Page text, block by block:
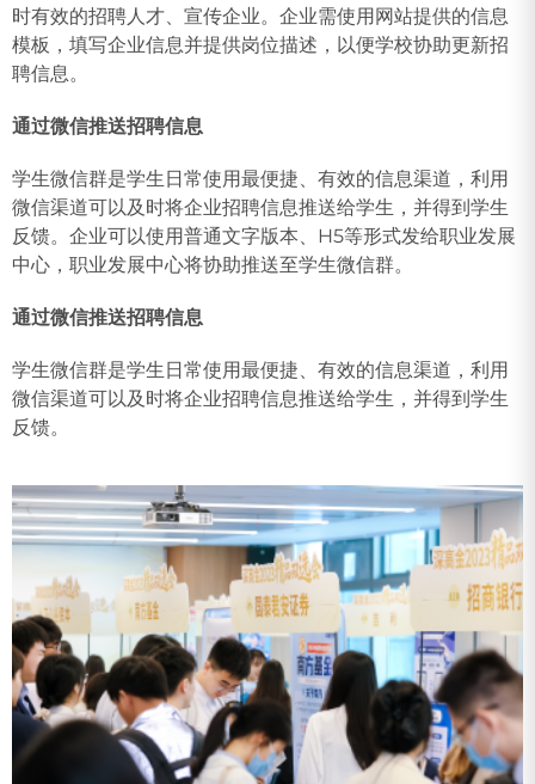
时有效的招聘人才、宣传企业。企业需使用网站提供的信息
模板，填写企业信息并提供岗位描述，以便学校协助更新招
聘信息。
通过微信推送招聘信息
学生微信群是学生日常使用最便捷、有效的信息渠道，利用
微信渠道可以及时将企业招聘信息推送给学生，并得到学生
反馈。企业可以使用普通文字版本、H5等形式发给职业发展
中心，职业发展中心将协助推送至学生微信群。
通过微信推送招聘信息
学生微信群是学生日常使用最便捷、有效的信息渠道，利用
微信渠道可以及时将企业招聘信息推送给学生，并得到学生
反馈。